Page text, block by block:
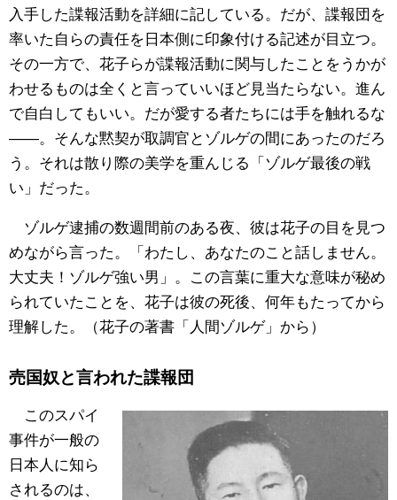
入手した諜報活動を詳細に記している。だが、諜報団を
率いた自らの責任を日本側に印象付ける記述が目立つ。
その一方で、花子らが諜報活動に関与したことをうかが
わせるものは全くと言っていいほど見当たらない。進ん
で自白してもいい。だが愛する者たちには手を触れるな
――。そんな黙契が取調官とゾルゲの間にあったのだろ
う。それは散り際の美学を重んじる「ゾルゲ最後の戦
い」だった。
ゾルゲ逮捕の数週間前のある夜、彼は花子の目を見つ
めながら言った。「わたし、あなたのこと話しません。
大丈夫！ゾルゲ強い男」。この言葉に重大な意味が秘め
られていたことを、花子は彼の死後、何年もたってから
理解した。（花子の著書「人間ゾルゲ」から）
売国奴と言われた諜報団
このスパイ
事件が一般の
日本人に知ら
されるのは、